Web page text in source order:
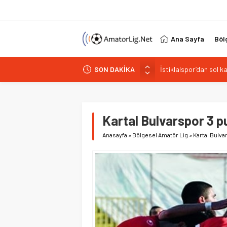
Ana Sayfa
SON DAKİKA
Paşabahçespor’da
İstanbul Gençlerbirliği
Kuzeyin Kaplanları
Kartal Bulvarspor 3
Anasayfa » Bölgesel Amatör Lig » Kartal